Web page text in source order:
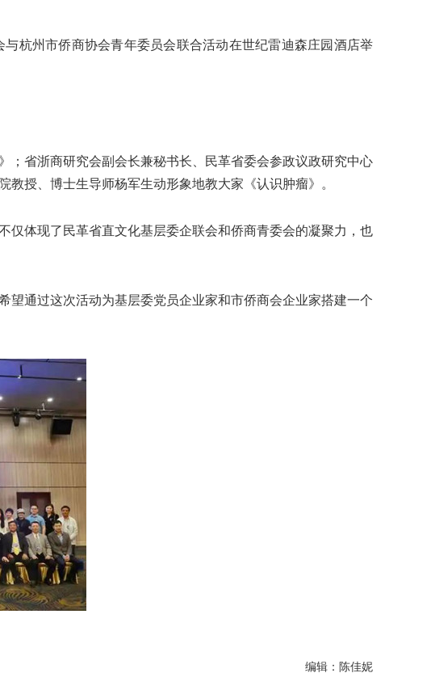
杭州市侨商协会青年委员会联合活动在世纪雷迪森庄园酒店举
省浙商研究会副会长兼秘书长、民革省委会参政议政研究中心
授、博士生导师杨军生动形象地教大家《认识肿瘤》。
体现了民革省直文化基层委企联会和侨商青委会的凝聚力，也
通过这次活动为基层委党员企业家和市侨商会企业家搭建一个
编辑：陈佳妮